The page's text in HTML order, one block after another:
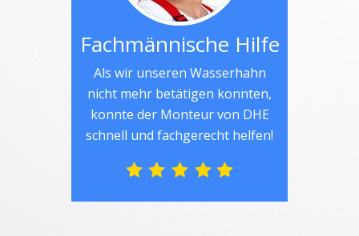
Fachmännische Hilfe
Als wir unseren Wasserhahn
nicht mehr betätigen konnten,
konnte der Monteur von DHE
schnell und fachgerecht helfen!